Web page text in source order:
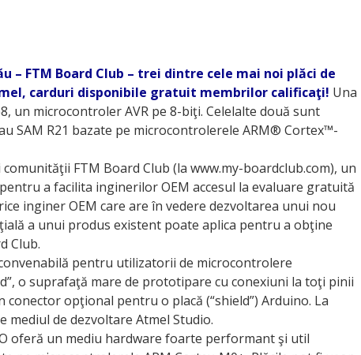
– FTM Board Club – trei dintre cele mai noi plăci de
carduri disponibile gratuit membrilor calificaţi! Una
un microcontroler AVR pe 8-biţi. Celelalte două sunt
SAM R21 bazate pe microcontrolerele ARM® Cortex™-
FTM Board Club (la www.my-boardclub.com), un
a facilita inginerilor OEM accesul la evaluare gratuită
inginer OEM care are în vedere dezvoltarea unui nou
a unui produs existent poate aplica pentru a obţine
Club.
pentru utilizatorii de microcontrolere
o suprafaţă mare de prototipare cu conexiuni la toţi pinii
opţional pentru o placă (“shield”) Arduino. La
mediul de dezvoltare Atmel Studio.
oferă un mediu hardware foarte performant şi util